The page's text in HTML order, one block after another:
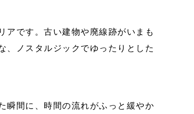
アです。古い建物や廃線跡がいまも
、ノスタルジックでゆったりとした
瞬間に、時間の流れがふっと緩やか